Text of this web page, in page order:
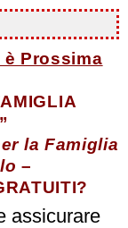
è Prossima
la Famiglia
–
assicurare